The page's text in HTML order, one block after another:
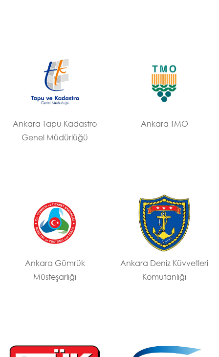
Ankara Tapu Kadastro
Genel Müdürlüğü
Ankara TMO
Ankara Gümrük
Müsteşarlığı
Ankara Deniz Küvvetleri
Komutanlığı